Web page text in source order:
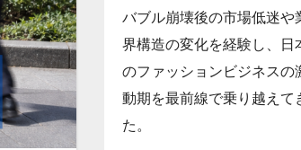
バブル崩壊後の市場低迷や
界構造の変化を経験し、日
のファッションビジネスの
動期を最前線で乗り越えて
た。